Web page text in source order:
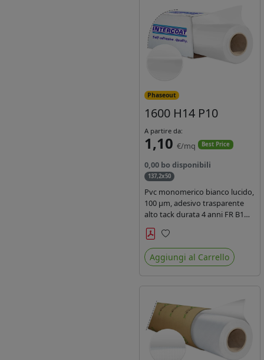
Phaseout
1600 H14 P10
A partire da:
1,10 €/mq Best Price
0,00 bo disponibili
137,2x50
Pvc monomerico bianco lucido,
100 µm, adesivo trasparente
alto tack durata 4 anni FR B1
REACH per stampa solvente
ecosolvente uv latex, Liner in
carta KRAFT monosiliconata
135gr. brand Intercoat.
Preferiti
Aggiungi al Carrello